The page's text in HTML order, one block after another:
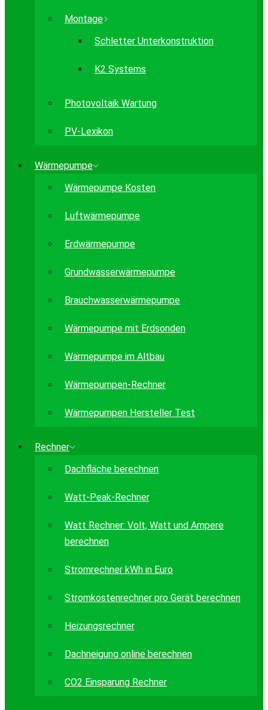
Montage
Schletter Unterkonstruktion
K2 Systems
Photovoltaik Wartung
PV-Lexikon
Wärmepumpe
Wärmepumpe Kosten
Luftwärmepumpe
Erdwärmepumpe
Grundwasserwärmepumpe
Brauchwasserwärmepumpe
Wärmepumpe mit Erdsonden
Wärmepumpe im Altbau
Wärmepumpen-Rechner
Wärmepumpen Hersteller Test
Rechner
Dachfläche berechnen
Watt-Peak-Rechner
Watt Rechner: Volt, Watt und Ampere
berechnen
Stromrechner kWh in Euro
Stromkostenrechner pro Gerät berechnen
Heizungsrechner
Dachneigung online berechnen
CO2 Einsparung Rechner